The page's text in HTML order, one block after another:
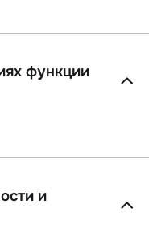
функции
и